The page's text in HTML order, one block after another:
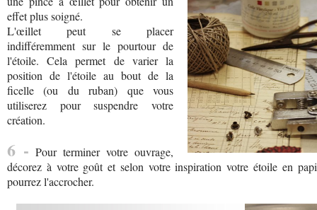
effet plus soigné.
L'œillet peut se placer
indifféremment sur le pourtour de
l'étoile. Cela permet de varier la
position de l'étoile au bout de la
ficelle (ou du ruban) que vous
utiliserez pour suspendre votre
création.
6 - Pour terminer votre ouvrage,
décorez à votre goût et selon votre inspiration votre étoile en
pourrez l'accrocher.